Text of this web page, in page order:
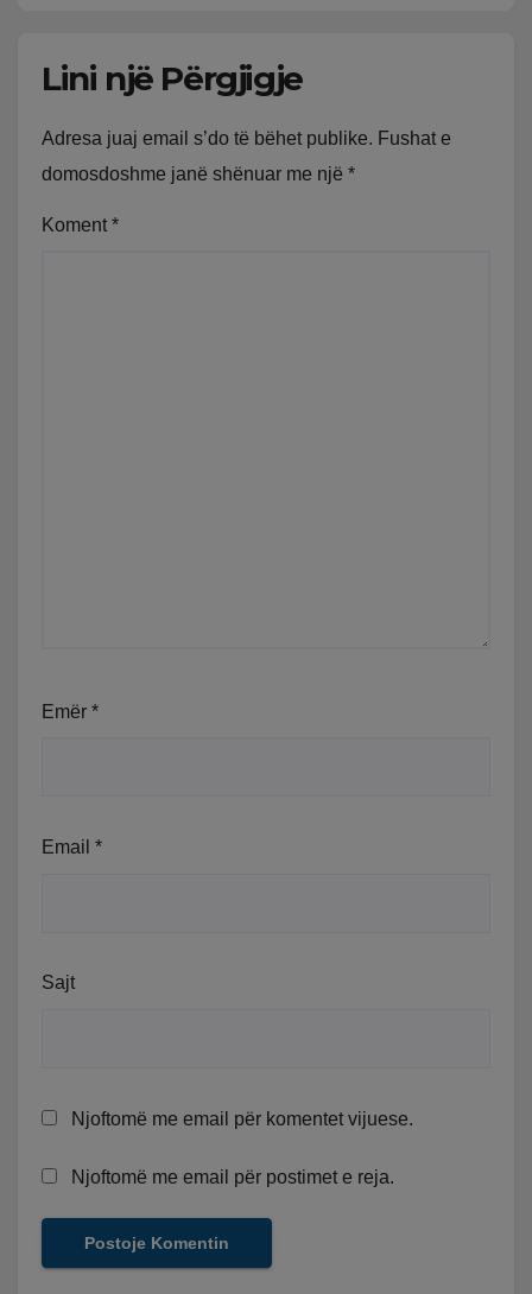
Lini një Përgjigje
Adresa juaj email s’do të bëhet publike. Fushat e
domosdoshme janë shënuar me një *
Koment *
Emër *
Email *
Sajt
Njoftomë me email për komentet vijuese.
Njoftomë me email për postimet e reja.